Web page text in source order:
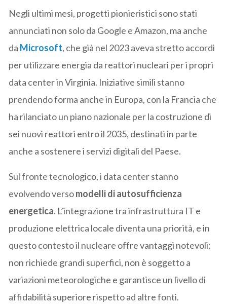
Negli ultimi mesi, progetti pionieristici sono stati
annunciati non solo da Google e Amazon, ma anche
da Microsoft, che già nel 2023 aveva stretto accordi
per utilizzare energia da reattori nucleari per i propri
data center in Virginia. Iniziative simili stanno
prendendo forma anche in Europa, con la Francia che
ha rilanciato un piano nazionale per la costruzione di
sei nuovi reattori entro il 2035, destinati in parte
anche a sostenere i servizi digitali del Paese.
Sul fronte tecnologico, i data center stanno
evolvendo versomodelli di autosufficienza
energetica. L’integrazione tra infrastruttura IT e
produzione elettrica locale diventa una priorità, e in
questo contesto il nucleare offre vantaggi notevoli:
non richiede grandi superfici, non è soggetto a
variazioni meteorologiche e garantisce un livello di
affidabilità superiore rispetto ad altre fonti.